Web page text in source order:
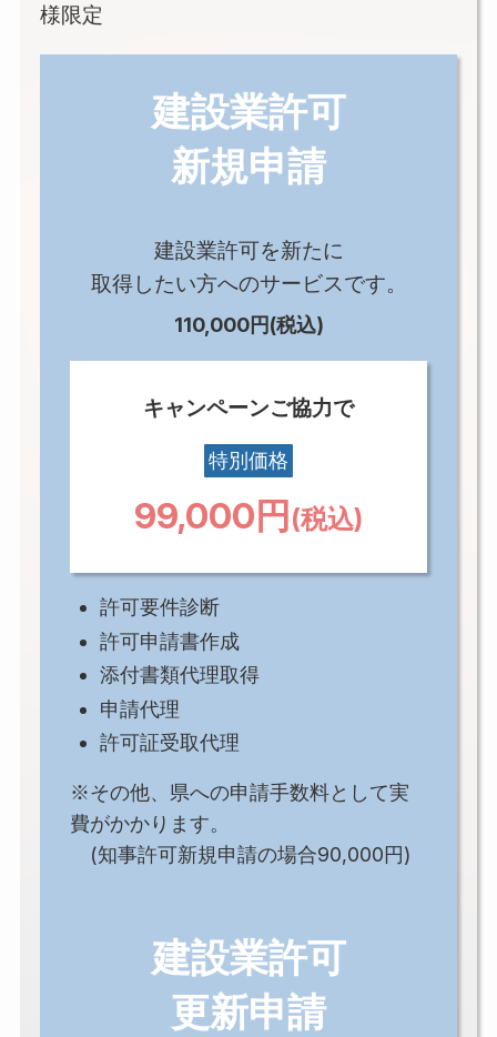
様限定
建設業許可
新規申請
建設業許可を新たに
取得したい方へのサービスです。
110,000円(税込)
キャンペーンご協力で
特別価格
99,000円 (税込)
許可要件診断
許可申請書作成
添付書類代理取得
申請代理
許可証受取代理
※その他、県への申請手数料として実
費がかかります。
(知事許可新規申請の場合90,000円)
建設業許可
更新申請